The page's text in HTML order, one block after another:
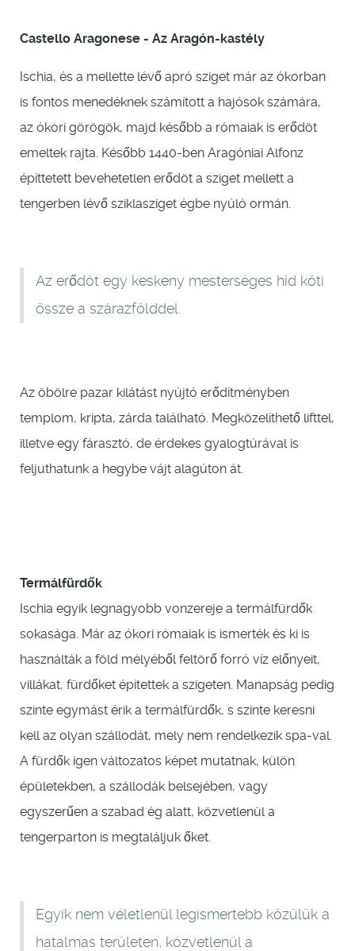
Castello Aragonese - Az Aragón-kastély
Ischia, és a mellette lévő apró sziget már az ókorban
is fontos menedéknek számított a hajósok számára,
az ókori görögök, majd később a rómaiak is erődöt
emeltek rajta. Később 1440-ben Aragóniai Alfonz
építtetett bevehetetlen erődöt a sziget mellett a
tengerben lévő sziklasziget égbe nyúló ormán.
Az erődöt egy keskeny mesterséges híd köti
össze a szárazfölddel.
Az öbölre pazar kilátást nyújtó erődítményben
templom, kripta, zárda található. Megközelíthető lifttel,
illetve egy fárasztó, de érdekes gyalogtúrával is
feljuthatunk a hegybe vájt alagúton át.
Termálfürdők
Ischia egyik legnagyobb vonzereje a termálfürdők
sokasága. Már az ókori rómaiak is ismerték és ki is
használták a föld mélyéből feltörő forró víz előnyeit,
villákat, fürdőket építettek a szigeten. Manapság pedig
szinte egymást érik a termálfürdők, s szinte keresni
kell az olyan szállodát, mely nem rendelkezik spa-val.
A fürdők igen változatos képet mutatnak, külön
épületekben, a szállodák belsejében, vagy
egyszerűen a szabad ég alatt, közvetlenül a
tengerparton is megtaláljuk őket.
Egyik nem véletlenül legismertebb közülük a
hatalmas területen, közvetlenül a